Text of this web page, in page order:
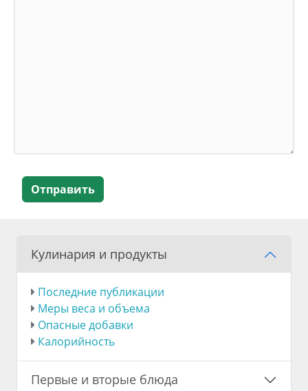
Отправить
Кулинария и продукты
Последние публикации
Меры веса и объема
Опасные добавки
Калорийность
Первые и вторые блюда